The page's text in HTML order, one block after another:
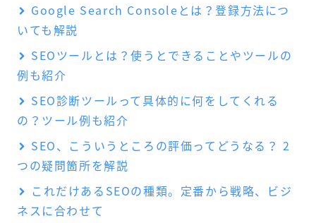
Google Search Consoleとは？登録方法につ
いても解説
SEOツールとは？使うとできることやツールの
例も紹介
SEO診断ツールって具体的に何をしてくれる
の？ツール例も紹介
SEO、こういうところの評価ってどうなる？ 2
つの疑問箇所を解説
これだけあるSEOの種類。定番から戦略、ビジ
ネスに合わせて